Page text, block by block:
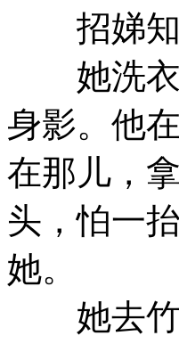
招娣知
她洗衣
身影。他
在那儿，
头，怕一
她。
她去竹